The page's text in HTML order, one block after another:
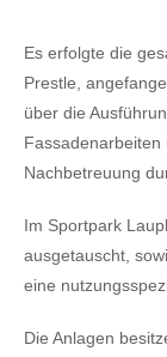
Es erfolgte die
Prestle,
über die
Fassadenarbeiten
Nachbetreuung
Im Sportpark
ausgetauscht,
eine
Die Anlagen